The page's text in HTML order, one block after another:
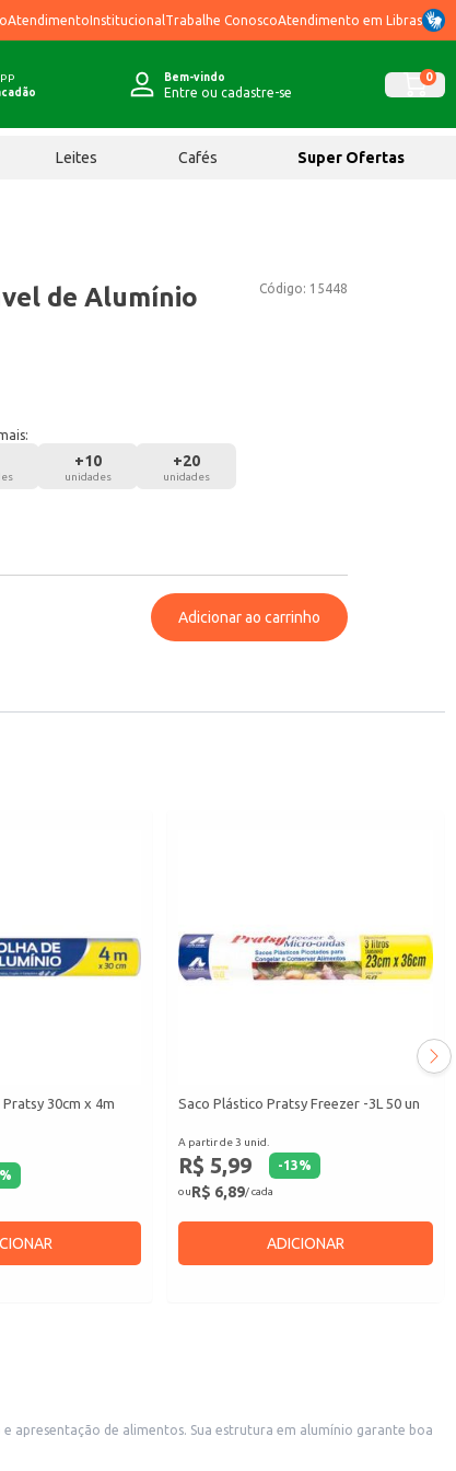
AtendimentoInstitucional Trabalhe ConoscoAtendimento em Libras
Bem-vindo
Entre ou cadastre-se
0
Leites Cafés Super Ofertas
Código: 15448
de Alumínio
+10
unidades
+20
unidades
Adicionar ao carrinho
30cm x 4m
Saco Plástico Pratsy Freezer -3L 50 un
A partir de 3 unid.
R$ 5,99 -13%
ouR$ 6,89/ cada
ADICIONAR
apresentação de alimentos. Sua estrutura em alumínio garante boa